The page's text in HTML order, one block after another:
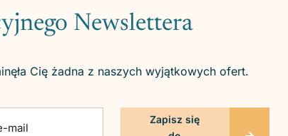
Newslettera
Cię żadna z naszych wyjątkowych ofert.
mail